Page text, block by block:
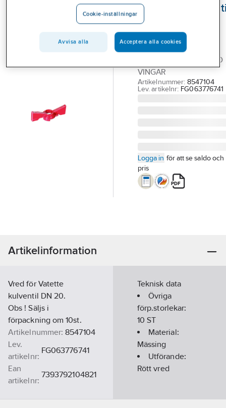
Vatette
VRED, VATETTE
FULLFLÖDESVENTIL
DN20, RÖTT VRED MED
VINGAR
Artikelnummer: 8547104
Lev. artikelnr: FG063776741
Logga in för att se saldo och
pris
Artikelinformation
Vred för Vatette
kulventil DN 20.
Obs ! Säljs i
förpackning om 10st.
Artikelnummer: 8547104
Lev.
artikelnr:
FG063776741
Ean
artikelnr:
7393792104821
Teknisk data
Övriga
förp.storlekar:
10 ST
Material:
Mässing
Utförande:
Rött vred
Cookie-inställningar
Avvisa alla Acceptera alla cookies